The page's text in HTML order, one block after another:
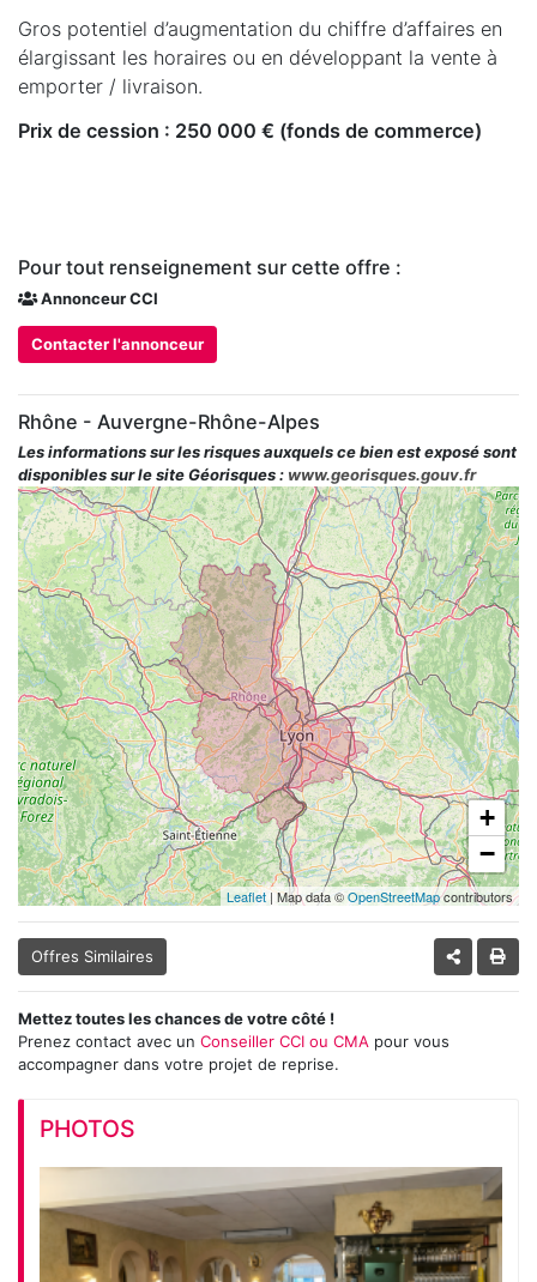
Gros potentiel d’augmentation du chiffre d’affaires en
élargissant les horaires ou en développant la vente à
emporter / livraison.
Prix de cession : 250 000 € (fonds de commerce)
Pour tout renseignement sur cette offre :
Annonceur CCI
Contacter l'annonceur
Rhône - Auvergne-Rhône-Alpes
Les informations sur les risques auxquels ce bien est exposé sont
disponibles sur le site Géorisques : www.georisques.gouv.fr
+
−
Leaflet| Map data ©OpenStreetMapcontributors
Offres Similaires
Mettez toutes les chances de votre côté !
Prenez contact avec un Conseiller CCI ou CMA pour vous
accompagner dans votre projet de reprise.
PHOTOS